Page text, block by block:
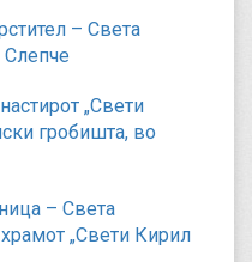
– Света
Слепче
„Свети
гробишта, во
– Света
„Свети Кирил